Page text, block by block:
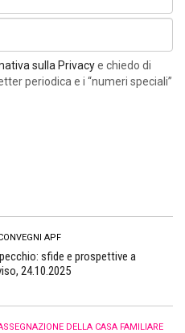
sulla Privacye chiedo di
periodica e i “numeri speciali”
APF
sfide e prospettive a
24.10.2025
DELLA CASA FAMILIARE